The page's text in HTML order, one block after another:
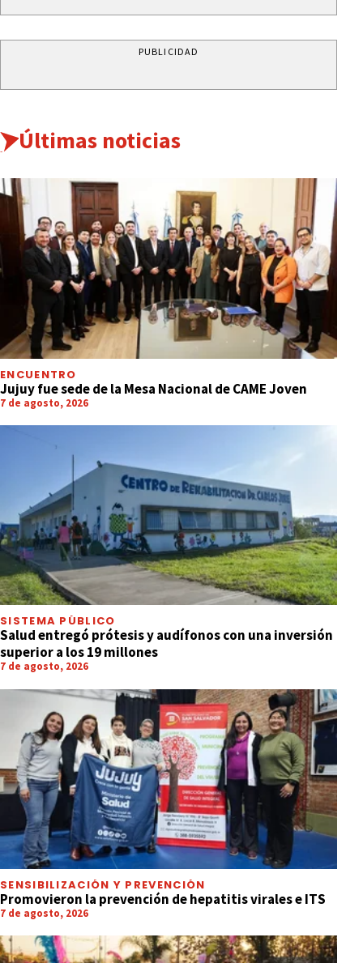
PUBLICIDAD
Últimas noticias
ENCUENTRO
Jujuy fue sede de la Mesa Nacional de CAME Joven
7 de agosto, 2026
SISTEMA PÚBLICO
Salud entregó prótesis y audífonos con una inversión
superior a los 19 millones
7 de agosto, 2026
SENSIBILIZACIÓN Y PREVENCIÓN
Promovieron la prevención de hepatitis virales e ITS
7 de agosto, 2026